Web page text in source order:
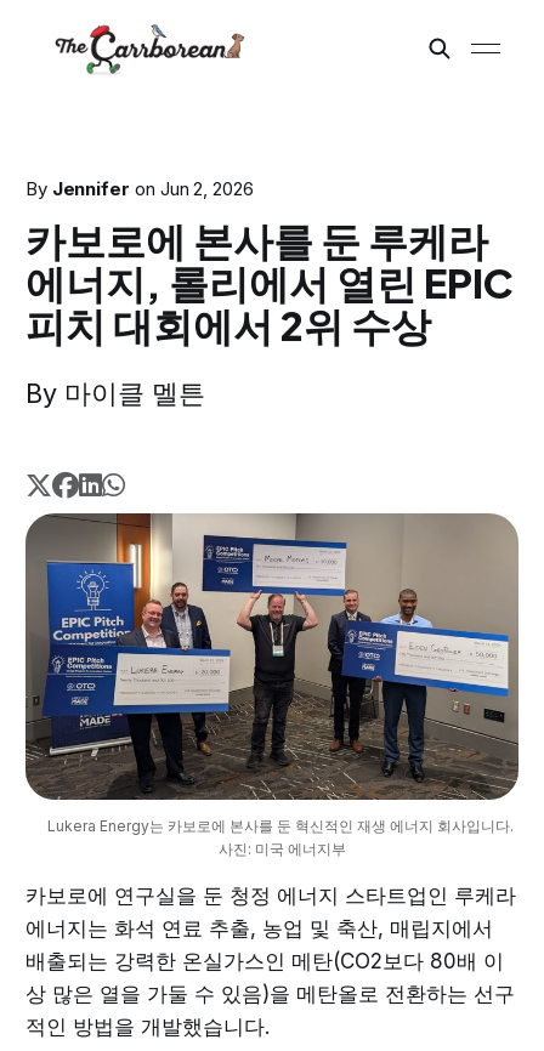
By Jennifer on Jun 2, 2026
카보로에 본사를 둔 루케라
에너지, 롤리에서 열린 EPIC
피치 대회에서 2위 수상
By 마이클 멜튼
Lukera Energy는 카보로에 본사를 둔 혁신적인 재생 에너지 회사입니다.
사진: 미국 에너지부
카보로에 연구실을 둔 청정 에너지 스타트업인 루케라
에너지는 화석 연료 추출, 농업 및 축산, 매립지에서
배출되는 강력한 온실가스인 메탄(CO2보다 80배 이
상 많은 열을 가둘 수 있음)을 메탄올로 전환하는 선구
적인 방법을 개발했습니다.